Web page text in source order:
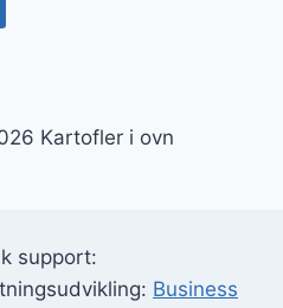
Kartofler i ovn
support:
Business